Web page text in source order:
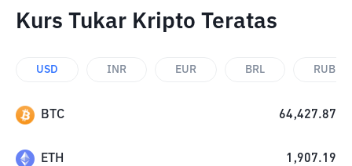
Kurs Tukar Kripto Teratas
USD INR EUR BRL RUB
BTC 64,427.87
ETH 1,907.19